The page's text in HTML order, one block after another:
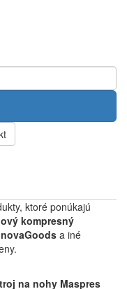
ktoré ponúkajú
kompresný
a iné
na nohy Maspres